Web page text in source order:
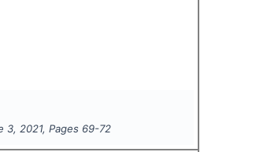
3,2021, Pages 69-72